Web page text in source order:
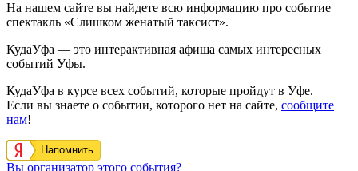
На нашем сайте вы найдете всю информацию про событие
спектакль «Слишком женатый таксист».
КудаУфа — это интерактивная афиша самых интересных
событий Уфы.
КудаУфа в курсе всех событий, которые пройдут в Уфе.
Если вы знаете о событии, которого нет на сайте, сообщите
нам!
Напомнить
Вы организатор этого события?